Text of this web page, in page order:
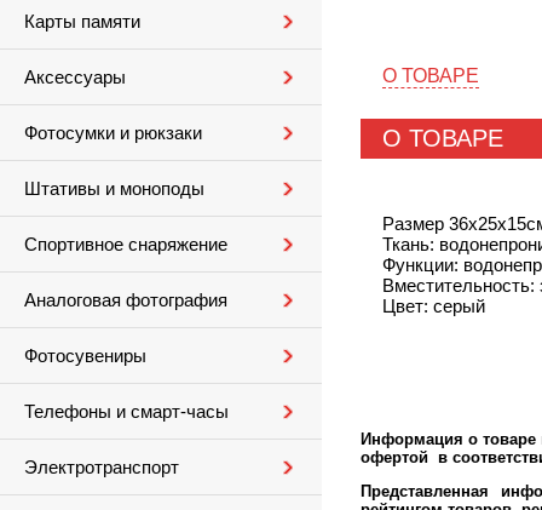
Карты памяти
Аксессуары
Фотосумки и рюкзаки
Штативы и моноподы
Спортивное снаряжение
Аналоговая фотография
Фотосувениры
Телефоны и смарт-часы
Электротранспорт
О ТОВАРЕ
О ТОВАРЕ
Размер
Ткань:
Функции:
Цвет: серый
Информация о товаре
офертой в
Представленная